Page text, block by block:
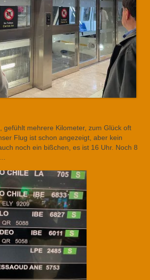
gefühlt mehrere Kilometer, zum Glück oft
Flug ist schon angezeigt, aber kein
noch ein bißchen, es ist 16 Uhr. Noch 8